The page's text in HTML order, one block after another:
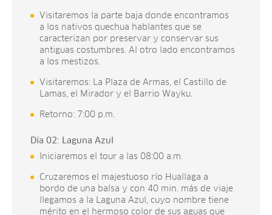
Visitaremos la parte baja donde encontramos
a los nativos quechua hablantes que se
caracterizan por preservar y conservar sus
antiguas costumbres. Al otro lado encontramos
a los mestizos.
Visitaremos: La Plaza de Armas, el Castillo de
Lamas, el Mirador y el Barrio Wayku.
Retorno: 7:00 p.m.
Día 02: Laguna Azul
Iniciaremos el tour a las 08:00 a.m.
Cruzaremos el majestuoso río Huallaga a
bordo de una balsa y con 40 min. más de viaje
llegamos a la Laguna Azul, cuyo nombre tiene
mérito en el hermoso color de sus aguas que